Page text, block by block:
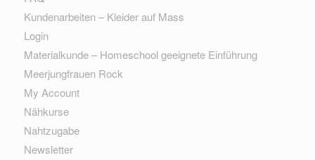
Kundenarbeiten – Kleider auf Mass
Login
Materialkunde – Homeschool geeignete Einführung
Meerjungfrauen Rock
My Account
Nähkurse
Nahtzugabe
Newsletter